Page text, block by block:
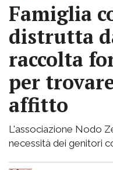
Famiglia
distrutta
raccolta
per
affitto
L'associazione Nodo
necessità dei genitori